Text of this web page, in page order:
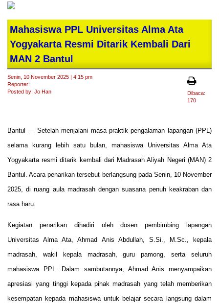
Mahasiswa PPL Universitas Alma Ata
Yogyakarta Resmi Ditarik Kembali Dari
MAN 2 Bantul
Senin, 10 November 2025 | 4:15 pm
Reporter:
Posted by: Jo Han
Dibaca:
170
Bantul — Setelah menjalani masa praktik pengalaman lapangan (PPL)
selama kurang lebih satu bulan, mahasiswa Universitas Alma Ata
Yogyakarta resmi ditarik kembali dari Madrasah Aliyah Negeri (MAN) 2
Bantul. Acara penarikan tersebut berlangsung pada Senin, 10 November
2025, di ruang aula madrasah dengan suasana penuh keakraban dan
rasa haru.
Kegiatan penarikan dihadiri oleh dosen pembimbing lapangan
Universitas Alma Ata, Ahmad Anis Abdullah, S.Si., M.Sc., kepala
madrasah, wakil kepala madrasah, guru pamong, serta seluruh
mahasiswa PPL. Dalam sambutannya, Ahmad Anis menyampaikan
apresiasi yang tinggi kepada pihak madrasah yang telah memberikan
kesempatan kepada mahasiswa untuk belajar secara langsung dalam